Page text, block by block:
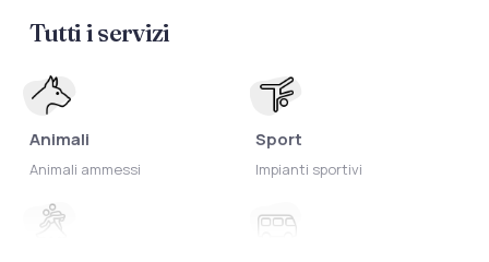
Tutti i servizi
Animali
Animali ammessi
Sport
Impianti sportivi